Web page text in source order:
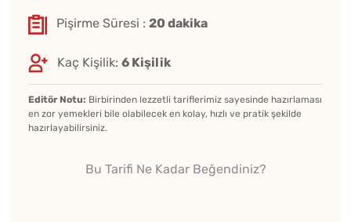
Pişirme Süresi : 20 dakika
Kaç Kişilik: 6 Kişilik
Editör Notu: Birbirinden lezzetli tariflerimiz sayesinde hazırlaması
en zor yemekleri bile olabilecek en kolay, hızlı ve pratik şekilde
hazırlayabilirsiniz.
Bu Tarifi Ne Kadar Beğendiniz?